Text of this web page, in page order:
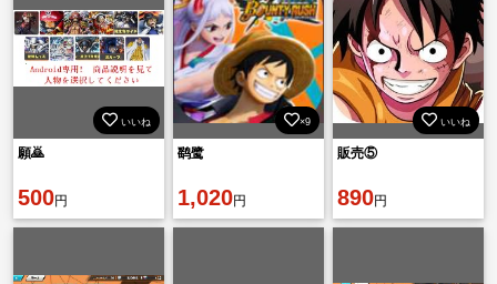
いいね
願🙇
500円
×9
鹞鹭
1,020円
いいね
販売⑤
890円